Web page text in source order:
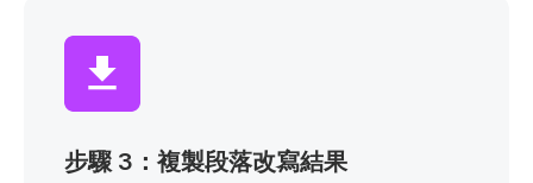
步驟 3：複製段落改寫結果